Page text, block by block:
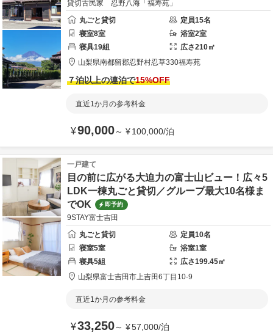
貸切古民家 忍野八海「福寿苑」
丸ごと貸切
定員15名
寝室8室 浴室2室
寝具19組 広さ210㎡
山梨県南都留郡忍野村忍草330福寿苑
７泊以上の連泊で15%OFF
直近1か月の参考料金
¥90,000～ ¥100,000/泊
一戸建て
目の前に広がる大迫力の富士山ビュー！広々5
LDK一棟丸ごと貸切／グループ最大10名様ま
でOK
即予約
9STAY富士吉田
丸ごと貸切
定員10名
寝室5室 浴室1室
寝具5組 広さ199.45㎡
山梨県富士吉田市上吉田6丁目10-9
直近1か月の参考料金
¥33,250～ ¥57,000/泊